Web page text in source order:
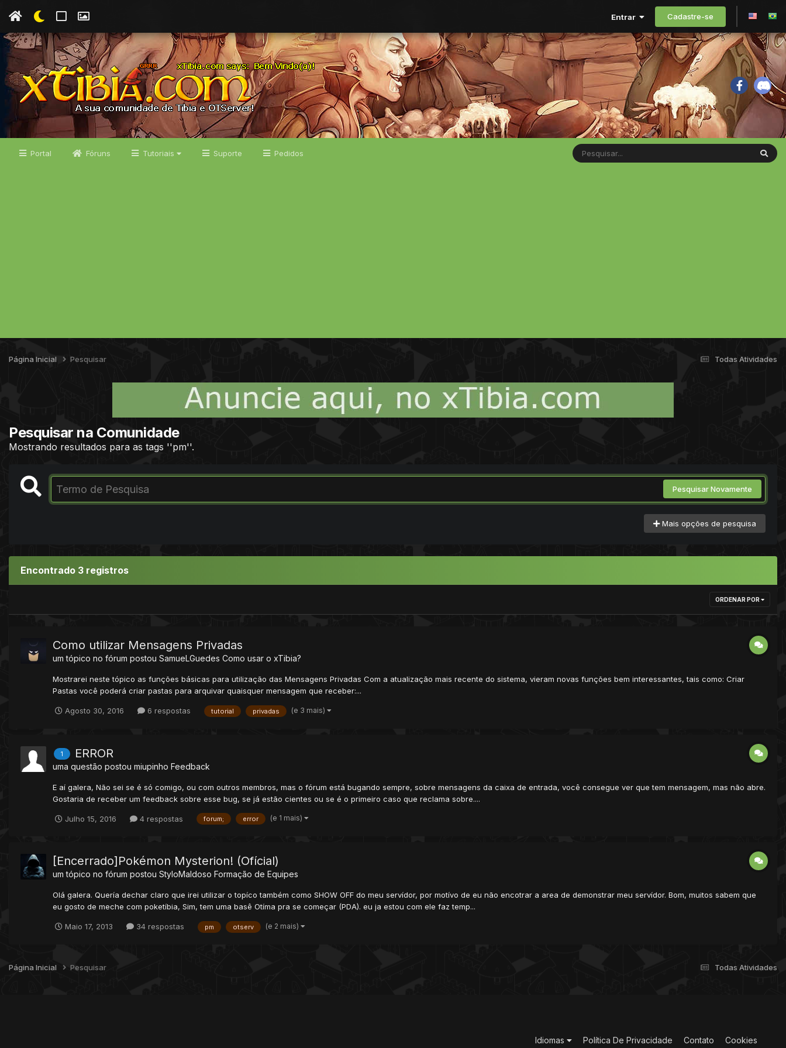
Entrar Cadastre-se
Portal Fóruns Tutoriais Suporte Pedidos
Todas Atividades
Página Inicial Pesquisar
Pesquisar na Comunidade
Mostrando resultados para as tags ''pm''.
Pesquisar Novamente
Mais opções de pesquisa
Encontrado 3 registros
ORDENAR POR
Como utilizar Mensagens Privadas
um tópico no fórum postou SamueLGuedes Como usar o xTibia?
Mostrarei neste tópico as funções básicas para utilização das Mensagens Privadas Com a atualização mais recente do sistema, vieram novas funções bem interessantes, tais como: Criar
Pastas você poderá criar pastas para arquivar quaisquer mensagem que receber:...
Agosto 30, 2016 6 respostas tutorial privadas (e 3 mais)
1 ERROR
uma questão postou miupinho Feedback
E aí galera, Não sei se é só comigo, ou com outros membros, mas o fórum está bugando sempre, sobre mensagens da caixa de entrada, você consegue ver que tem mensagem, mas não abre.
Gostaria de receber um feedback sobre esse bug, se já estão cientes ou se é o primeiro caso que reclama sobre....
Julho 15, 2016 4 respostas forum; error (e 1 mais)
[Encerrado]Pokémon Mysterion! (Ofícial)
um tópico no fórum postou StyloMaldoso Formação de Equipes
Olá galera. Quería dechar claro que irei utilizar o topíco também como SHOW OFF do meu servídor, por motívo de eu não encotrar a area de demonstrar meu servídor. Bom, muitos sabem que
eu gosto de meche com poketíbia, Sim, tem uma basê Otíma pra se começar (PDA). eu ja estou com ele faz temp...
Maio 17, 2013 34 respostas pm otserv (e 2 mais)
Todas Atividades
Página Inicial Pesquisar
Idiomas Política De Privacidade Contato Cookies